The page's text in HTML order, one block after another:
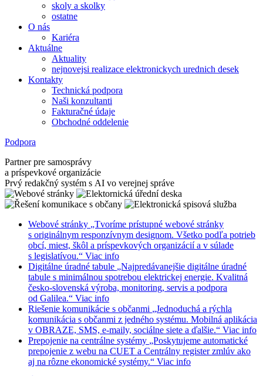
skoly a skolky
ostatne
O nás
Kariéra
Aktuálne
Aktuality
nejnovejsi realizace elektronickych urednich desek
Kontakty
Technická podpora
Naši konzultanti
Fakturačné údaje
Obchodné oddelenie
Podpora
Partner pre samosprávy
a príspevkové organizácie
Prvý redakčný systém s AI vo verejnej správe
Webové stránky „Tvoríme prístupné webové stránky
s originálnym responzívnym designom. Všetko podľa potrieb
obcí, miest, škôl a príspevkových organizácií a v súlade
s legislatívou.“ Viac info
Digitálne úradné tabule „Najpredávanejšie digitálne úradné
tabule s minimálnou spotrebou elektrickej energie. Kvalitná
česko-slovenská výroba, monitoring, servis a podpora
od Galilea.“ Viac info
Riešenie komunikácie s občanmi „Jednoduchá a rýchla
komunikácia s občanmi z jedného systému. Mobilná aplikácia
v OBRAZE, SMS, e-maily, sociálne siete a ďalšie.“ Viac info
Prepojenie na centrálne systémy „Poskytujeme automatické
prepojenie z webu na CUET a Centrálny register zmlúv ako
aj na rôzne ekonomické systémy.“ Viac info